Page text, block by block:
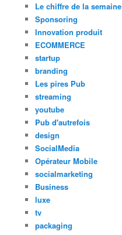
Le chiffre de la semaine
Sponsoring
Innovation produit
ECOMMERCE
startup
branding
Les pires Pub
streaming
youtube
Pub d'autrefois
design
SocialMedia
Opérateur Mobile
socialmarketing
Business
luxe
tv
packaging